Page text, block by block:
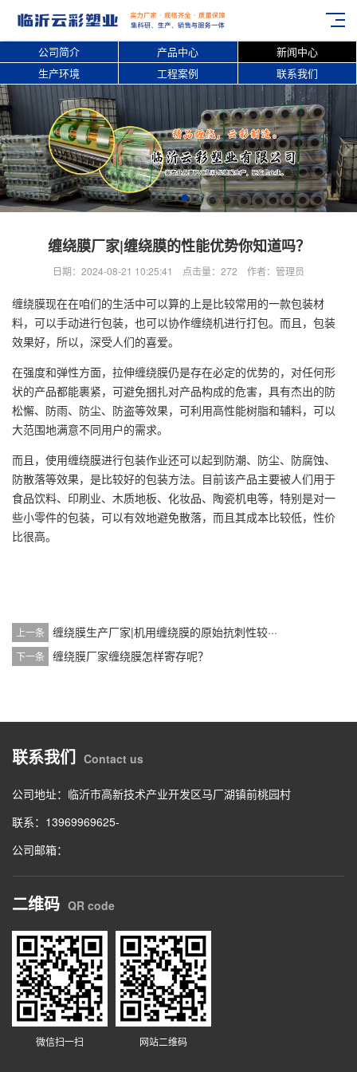
公司简介 产品中心
新闻中心
生产环境
工程案例 联系我们
缠绕膜厂家|缠绕膜的性能优势你知道吗？
日期：2024-08-21 10:25:41 点击量：272 作者：管理员
缠绕膜现在在咱们的生活中可以算的上是比较常用的一款包装材
料，可以手动进行包装，也可以协作缠绕机进行打包。而且，包装
效果好，所以，深受人们的喜爱。
在强度和弹性方面，拉伸缠绕膜仍是存在必定的优势的，对任何形
状的产品都能裹紧，可避免捆扎对产品构成的危害，具有杰出的防
松懈、防雨、防尘、防盗等效果，可利用高性能树脂和辅料，可以
大范围地满意不同用户的需求。
而且，使用缠绕膜进行包装作业还可以起到防潮、防尘、防腐蚀、
防散落等效果，是比较好的包装方法。目前该产品主要被人们用于
食品饮料、印刷业、木质地板、化妆品、陶瓷机电等，特别是对一
些小零件的包装，可以有效地避免散落，而且其成本比较低，性价
比很高。
上一条 缠绕膜生产厂家|机用缠绕膜的原始抗刺性较···
下一条 缠绕膜厂家缠绕膜怎样寄存呢？
联系我们 Contact us
公司地址：临沂市高新技术产业开发区马厂湖镇前桃园村
联系：13969969625-
公司邮箱：
二维码 QR code
微信扫一扫 网站二维码